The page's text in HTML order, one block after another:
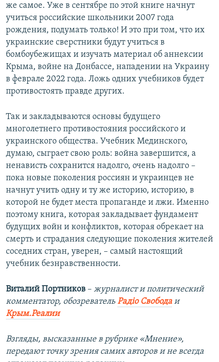
же самое. Уже в сентябре по этой книге начнут
учиться российские школьники 2007 года
рождения, подумать только! И это при том, что их
украинские сверстники будут учиться в
бомбоубежищах и изучать материал об аннексии
Крыма, войне на Донбассе, нападении на Украину
в феврале 2022 года. Ложь одних учебников будет
противостоять правде других.
Так и закладываются основы будущего
многолетнего противостояния российского и
украинского общества. Учебник Мединского,
думаю, сыграет свою роль: война завершится, а
ненависть сохранится надолго, очень надолго –
пока новые поколения россиян и украинцев не
начнут учить одну и ту же историю, историю, в
которой не будет места пропаганде и лжи. Именно
поэтому книга, которая закладывает фундамент
будущих войн и конфликтов, которая обрекает на
смерть и страдания следующие поколения жителей
соседних стран, уверен, – самый настоящий
учебник безнравственности.
Виталий Портников – журналист и политический
комментатор, обозреватель Радіо Свободаи
Крым.Реалии
Взгляды, высказанные в рубрике «Мнение»,
передают точку зрения самих авторов и не всегда